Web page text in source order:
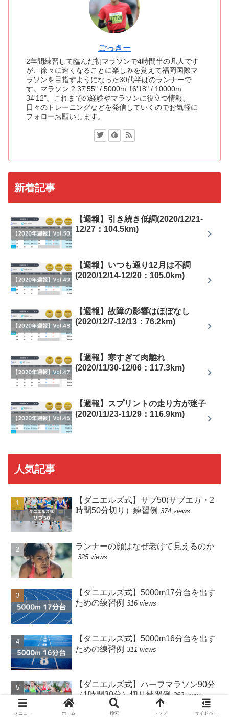
ごっきー
2年間練習して臨んだ初マラソンで4時間半の凡人です
が、徐々に速くなることに楽しみを覚えて福岡国際マ
ラソンを目指すようになった30代半ばのランナーで
す。マラソン 2:37'55" / 5000m 16'18" / 10000m
34'12"。これまでの経験やマラソンに役立つ情報、
日々のトレーニングなどを発信していくのでお気軽に
フォローお願いします。
新着記事
【週報】引き続き低調(2020/12/21-
12/27：104.5km)
【週報】いつも通り12月は不調
(2020/12/14-12/20：105.0km)
【週報】故障の影響はほぼなし
(2020/12/7-12/13：76.2km)
【週報】寒すぎて肉離れ
(2020/11/30-12/06：117.3km)
【週報】スプリントの走り方が迷子
(2020/11/23-11/29：116.9km)
人気記事
【ダニエルズ式】サブ50(サブエガ・2
時間50分切り）練習例 374 views
ランナーの顔はなぜ老けて見えるのか
325 views
【ダニエルズ式】5000m17分台を出す
ための練習例 316 views
【ダニエルズ式】5000m16分台を出す
ための練習例 311 views
【ダニエルズ式】ハーフマラソン90分
（1時間30分）切り練習例 262 views
メニュー ホーム 検索 トップ サイドバー